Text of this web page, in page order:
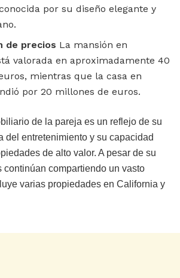
por su diseño elegante y
de precios La mansión en
valorada en aproximadamente 40
mientras que la casa en
por 20 millones de euros.
de la pareja es un reflejo de su
del entretenimiento y su capacidad
de alto valor. A pesar de su
continúan compartiendo un vasto
varias propiedades en California y